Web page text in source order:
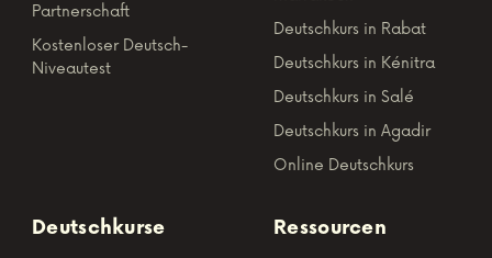
Partnerschaft
Kostenloser Deutsch-
Niveautest
Deutschkurs in Rabat
Deutschkurs in Kénitra
Deutschkurs in Salé
Deutschkurs in Agadir
Online Deutschkurs
Deutschkurse Ressourcen